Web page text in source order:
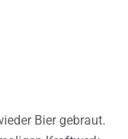
Bier gebraut.